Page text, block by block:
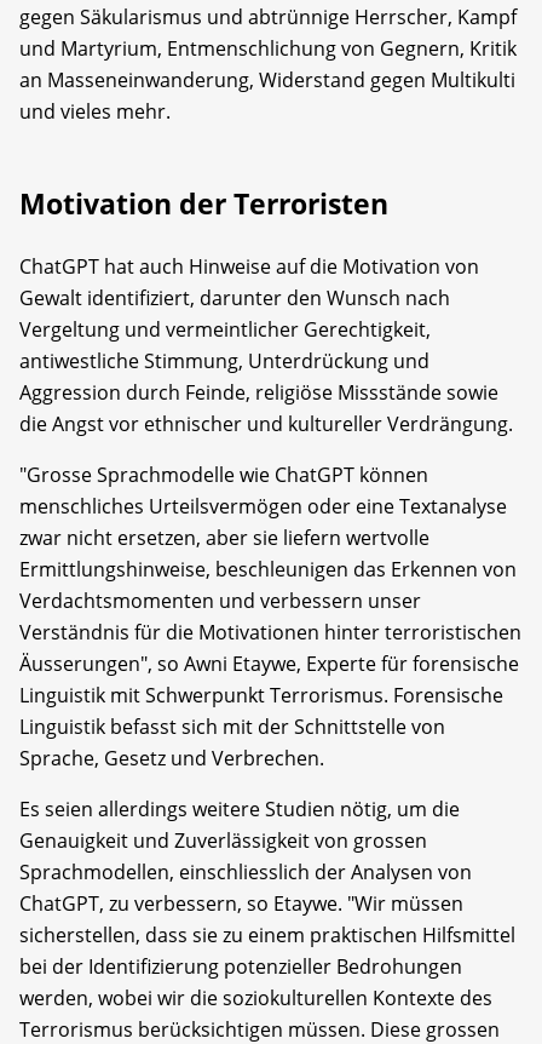
gegen Säkularismus und abtrünnige Herrscher, Kampf
und Martyrium, Entmenschlichung von Gegnern, Kritik
an Masseneinwanderung, Widerstand gegen Multikulti
und vieles mehr.
Motivation der Terroristen
ChatGPT hat auch Hinweise auf die Motivation von
Gewalt identifiziert, darunter den Wunsch nach
Vergeltung und vermeintlicher Gerechtigkeit,
antiwestliche Stimmung, Unterdrückung und
Aggression durch Feinde, religiöse Missstände sowie
die Angst vor ethnischer und kultureller Verdrängung.
"Grosse Sprachmodelle wie ChatGPT können
menschliches Urteilsvermögen oder eine Textanalyse
zwar nicht ersetzen, aber sie liefern wertvolle
Ermittlungshinweise, beschleunigen das Erkennen von
Verdachtsmomenten und verbessern unser
Verständnis für die Motivationen hinter terroristischen
Äusserungen", so Awni Etaywe, Experte für forensische
Linguistik mit Schwerpunkt Terrorismus. Forensische
Linguistik befasst sich mit der Schnittstelle von
Sprache, Gesetz und Verbrechen.
Es seien allerdings weitere Studien nötig, um die
Genauigkeit und Zuverlässigkeit von grossen
Sprachmodellen, einschliesslich der Analysen von
ChatGPT, zu verbessern, so Etaywe. "Wir müssen
sicherstellen, dass sie zu einem praktischen Hilfsmittel
bei der Identifizierung potenzieller Bedrohungen
werden, wobei wir die soziokulturellen Kontexte des
Terrorismus berücksichtigen müssen. Diese grossen